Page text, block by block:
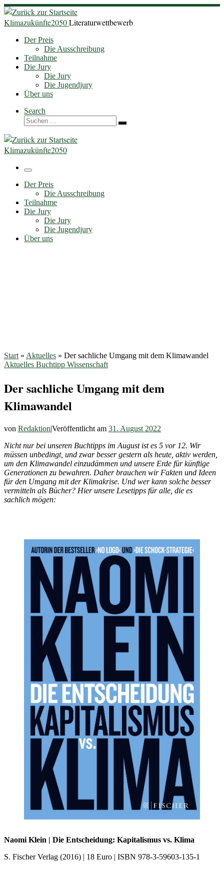
Zum
Inhalt
springen
Klimazukünfte2050Literaturwettbewerb
Der Preis
Die Ausschreibung
Teilnahme
Die Jury
Die Jury
Die Jugendjury
Über uns
Search
Suche
Suchen …
Klimazukünfte2050
Menü
Der Preis
Die Ausschreibung
Teilnahme
Die Jury
Die Jury
Die Jugendjury
Über uns
Start » Aktuelles » Der sachliche Umgang mit dem Klimawandel
Aktuelles Buchtipp Wissenschaft
Der sachliche Umgang mit dem
Klimawandel
von Redaktion|Veröffentlicht am 31. August 2022
Nicht nur bei unseren Buchtipps im August ist es 5 vor 12. Wir
müssen unbedingt, und zwar besser gestern als heute, aktiv werden,
um den Klimawandel einzudämmen und unsere Erde für künftige
Generationen zu bewahren. Daher brauchen wir Fakten und Ideen
für den Umgang mit der Klimakrise. Und wer kann solche besser
vermitteln als Bücher? Hier unsere Lesetipps für alle, die es
sachlich mögen:
Naomi Klein | Die Entscheidung: Kapitalismus vs. Klima
S. Fischer Verlag (2016) | 18 Euro | ISBN 978-3-59603-135-1